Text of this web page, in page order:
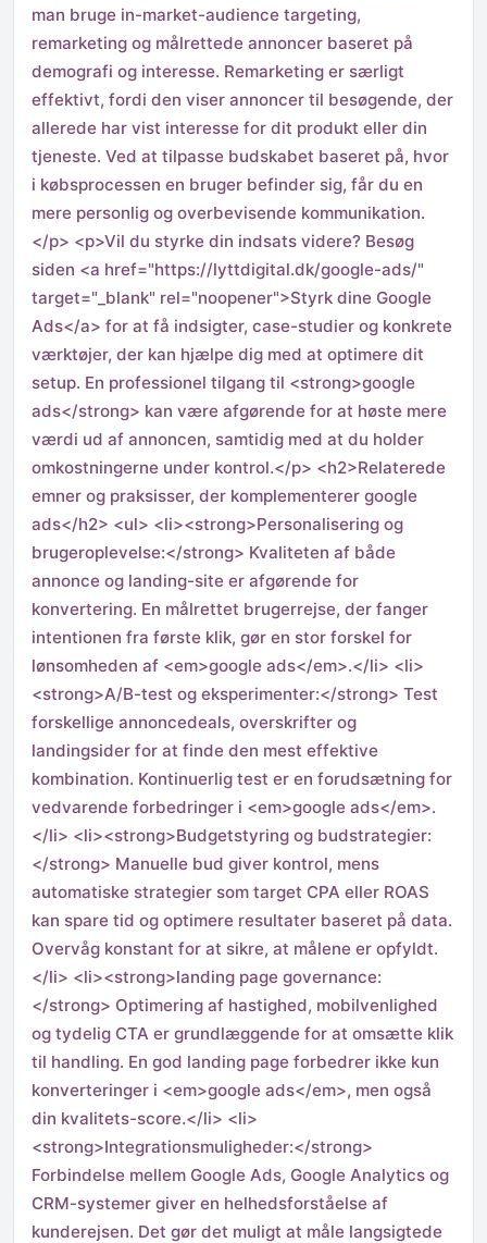
man bruge in-market-audience targeting,
remarketing og målrettede annoncer baseret på
demografi og interesse. Remarketing er særligt
effektivt, fordi den viser annoncer til besøgende, der
allerede har vist interesse for dit produkt eller din
tjeneste. Ved at tilpasse budskabet baseret på, hvor
i købsprocessen en bruger befinder sig, får du en
mere personlig og overbevisende kommunikation.
</p> <p>Vil du styrke din indsats videre? Besøg
siden <a href="https://lyttdigital.dk/google-ads/"
target="_blank" rel="noopener">Styrk dine Google
Ads</a> for at få indsigter, case-studier og konkrete
værktøjer, der kan hjælpe dig med at optimere dit
setup. En professionel tilgang til <strong>google
ads</strong> kan være afgørende for at høste mere
værdi ud af annoncen, samtidig med at du holder
omkostningerne under kontrol.</p> <h2>Relaterede
emner og praksisser, der komplementerer google
ads</h2> <ul> <li><strong>Personalisering og
brugeroplevelse:</strong> Kvaliteten af både
annonce og landing-site er afgørende for
konvertering. En målrettet brugerrejse, der fanger
intentionen fra første klik, gør en stor forskel for
lønsomheden af <em>google ads</em>.</li> <li>
<strong>A/B-test og eksperimenter:</strong> Test
forskellige annoncedeals, overskrifter og
landingsider for at finde den mest effektive
kombination. Kontinuerlig test er en forudsætning for
vedvarende forbedringer i <em>google ads</em>.
</li> <li><strong>Budgetstyring og budstrategier:
</strong> Manuelle bud giver kontrol, mens
automatiske strategier som target CPA eller ROAS
kan spare tid og optimere resultater baseret på data.
Overvåg konstant for at sikre, at målene er opfyldt.
</li> <li><strong>landing page governance:
</strong> Optimering af hastighed, mobilvenlighed
og tydelig CTA er grundlæggende for at omsætte klik
til handling. En god landing page forbedrer ikke kun
konverteringer i <em>google ads</em>, men også
din kvalitets-score.</li> <li>
<strong>Integrationsmuligheder:</strong>
Forbindelse mellem Google Ads, Google Analytics og
CRM-systemer giver en helhedsforståelse af
kunderejsen. Det gør det muligt at måle langsigtede